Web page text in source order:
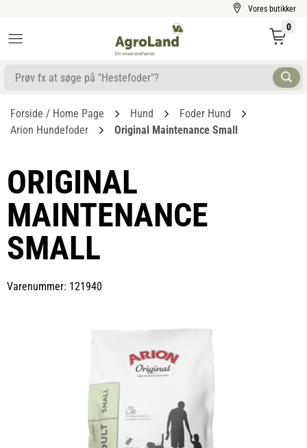
Vores butikker
0
Forside / Home Page Hund
Foder Hund
Arion Hundefoder
Original Maintenance Small
ORIGINAL
MAINTENANCE
SMALL
Varenummer: 121940